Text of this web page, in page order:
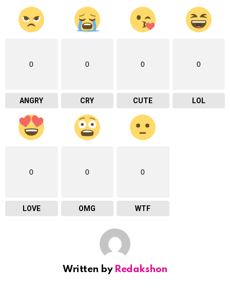
0
ANGRY
0
CRY
0
CUTE
0
LOL
0
LOVE
0
OMG
0
WTF
Written by Redakshon